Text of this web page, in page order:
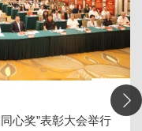
心奖”表彰大会举行